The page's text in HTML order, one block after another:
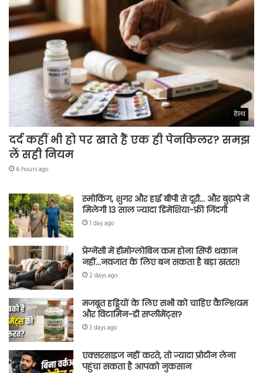
हेल्थ
दर्द कहीं भी हो पर खाते हैं एक ही पेनकिलर? समझ
लें सही नियम
6 hours ago
स्मोकिंग, शुगर और हाई बीपी से दूरी… और बुढ़ापे में
मिलेगी 13 साल ज्यादा डिमेंशिया-फ्री जिंदगी
1 day ago
प्रेग्नेंसी में हीमोग्लोबिन कम होना सिर्फ थकान
नहीं…नवजात के लिए बन सकता है बड़ा खतरा!
2 days ago
मजबूत हड्डियों के लिए सभी को चाहिए कैल्शियम
और विटामिन-डी सप्लीमेंट्स?
3 days ago
एक्सरसाइज नहीं करते, तो ज्यादा प्रोटीन लेना
पहुंचा सकता है आपको नुकसान